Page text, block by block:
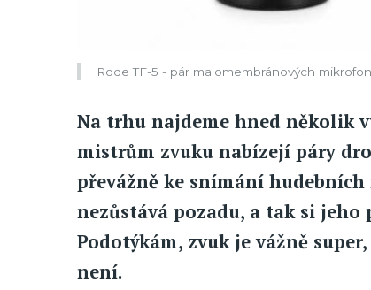
Rode TF-5 - pár malomembránových
Na trhu najdeme hned několik
mistrům zvuku nabízejí páry
převážně ke snímání
nezůstává pozadu, a tak si
Podotýkám, zvuk je vážně
není.